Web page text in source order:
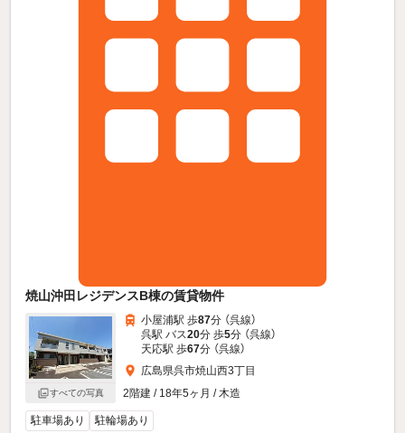
焼山沖田レジデンスB棟の賃貸物件
すべての写真
小屋浦駅 歩87分 （呉線）
呉駅 バス20分 歩5分 （呉線）
天応駅 歩67分 （呉線）
広島県呉市焼山西3丁目
2階建 / 18年5ヶ月 / 木造
駐車場あり 駐輪場あり